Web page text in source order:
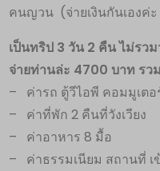
คนญวน (จ่ายเงินกันเองค่
เป็นทริป 3 วัน 2 คืน ไม่ร
จ่ายท่านล่ะ 4700 บาท รวม
– ค่ารถ ตู้วีไอพี คอมมูเตอ
– ค่าที่พัก 2 คืนที่วังเวียง
– ค่าอาหาร 8 มื้อ
– ค่าธรรมเนียม สถานที่ เ